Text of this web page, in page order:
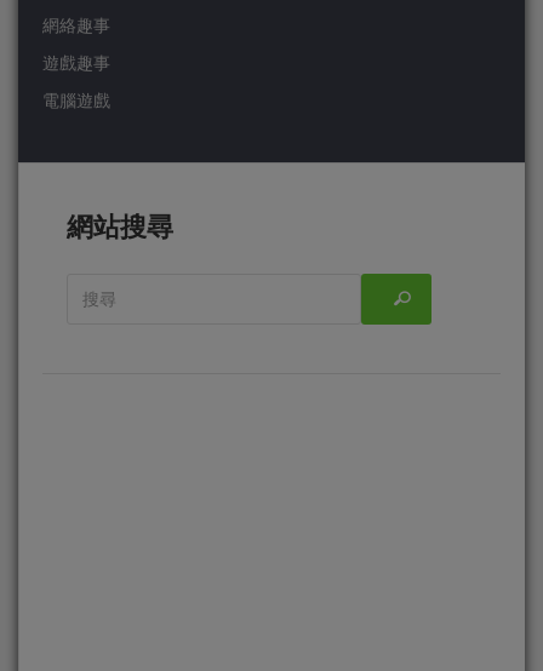
網絡趣事
遊戲趣事
電腦遊戲
網站搜尋